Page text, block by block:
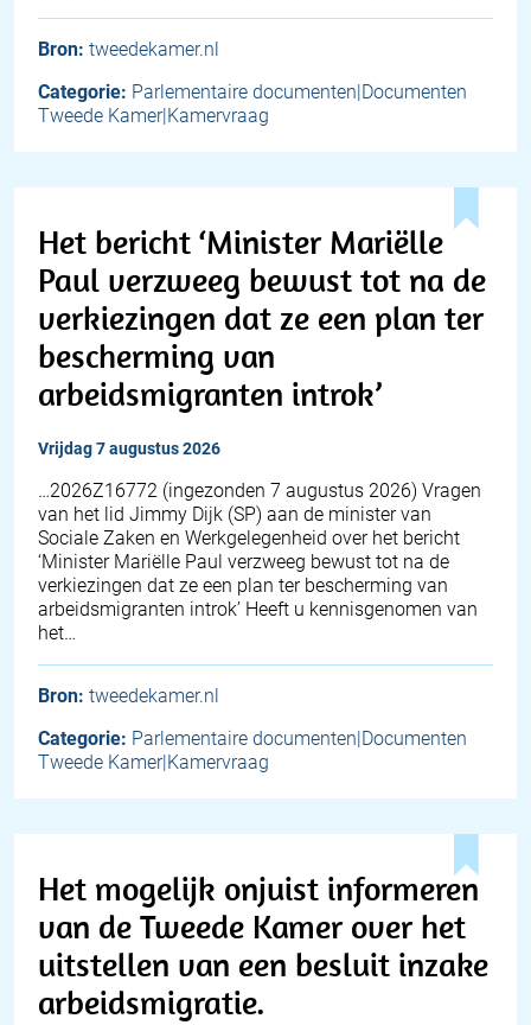
Bron: tweedekamer.nl
Categorie: Parlementaire documenten|Documenten
Tweede Kamer|Kamervraag
Het bericht ‘Minister Mariëlle
Paul verzweeg bewust tot na de
verkiezingen dat ze een plan ter
bescherming van
arbeidsmigranten introk’
vrijdag 7 augustus 2026
… 2026Z16772 (ingezonden 7 augustus 2026) Vragen
van het lid Jimmy Dijk (SP) aan de minister van
Sociale Zaken en Werkgelegenheid over het bericht
‘Minister Mariëlle Paul verzweeg bewust tot na de
verkiezingen dat ze een plan ter bescherming van
arbeidsmigranten introk’ Heeft u kennisgenomen van
het…
Bron: tweedekamer.nl
Categorie: Parlementaire documenten|Documenten
Tweede Kamer|Kamervraag
Het mogelijk onjuist informeren
van de Tweede Kamer over het
uitstellen van een besluit inzake
arbeidsmigratie.